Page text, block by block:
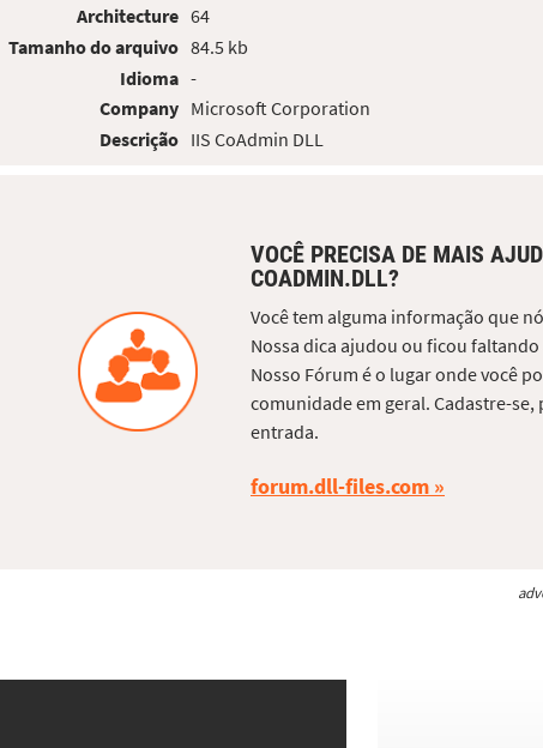
Architecture
Tamanho do arquivo
Idioma
Company
Descrição
64
84.5 kb
-
Microsoft Corporation
IIS CoAdmin DLL
VOCÊ PRECISA DE MAIS
COADMIN.DLL?
Você tem alguma informação que
Nossa dica ajudou ou ficou faltando
Nosso Fórum é o lugar onde você
comunidade em geral. Cadastre-
entrada.
forum.dll-files.com